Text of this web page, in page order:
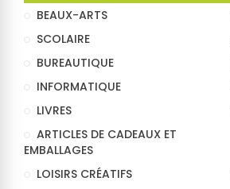
BEAUX-ARTS
SCOLAIRE
BUREAUTIQUE
INFORMATIQUE
LIVRES
ARTICLES DE CADEAUX ET
EMBALLAGES
LOISIRS CRÉATIFS